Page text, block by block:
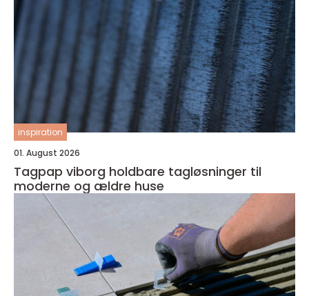
inspiration
01. August 2026
Tagpap viborg holdbare tagløsninger til
moderne og ældre huse